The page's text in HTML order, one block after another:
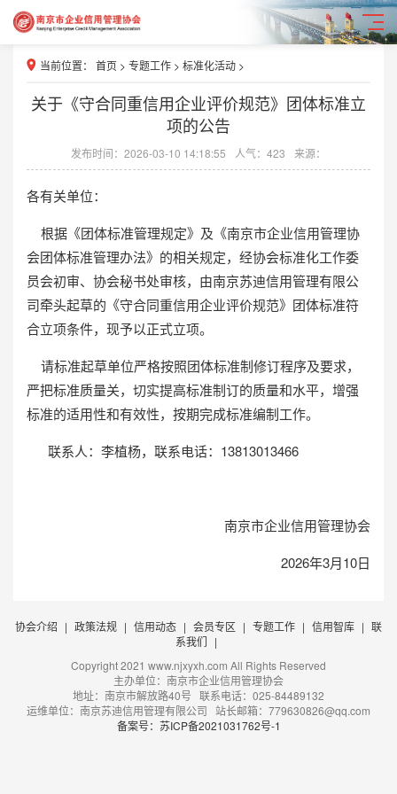
当前位置： 首页 > 专题工作 > 标准化活动 >
关于《守合同重信用企业评价规范》团体标准立
项的公告
发布时间：2026-03-10 14:18:55 人气：423 来源：
各有关单位：
根据《团体标准管理规定》及《南京市企业信用管理协
会团体标准管理办法》的相关规定，经协会标准化工作委
员会初审、协会秘书处审核，由南京苏迪信用管理有限公
司牵头起草的《守合同重信用企业评价规范》团体标准符
合立项条件，现予以正式立项。
请标准起草单位严格按照团体标准制修订程序及要求，
严把标准质量关，切实提高标准制订的质量和水平，增强
标准的适用性和有效性，按期完成标准编制工作。
联系人：李植杨，联系电话：13813013466
南京市企业信用管理协会
2026年3月10日
协会介绍 | 政策法规 | 信用动态 | 会员专区 | 专题工作 | 信用智库 | 联
系我们 |
Copyright 2021 www.njxyxh.com All Rights Reserved
主办单位：南京市企业信用管理协会
地址：南京市解放路40号 联系电话：025-84489132
运维单位：南京苏迪信用管理有限公司 站长邮箱：779630826@qq.com
备案号：苏ICP备2021031762号-1